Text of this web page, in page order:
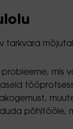
tarkvara
mis
põhitööle,